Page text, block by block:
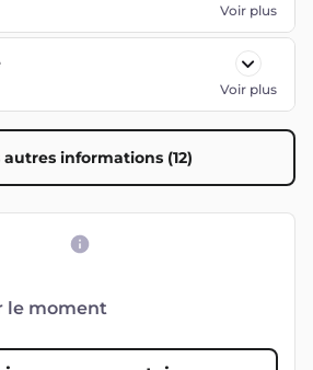
Voir plus
Voir plus
autres informations (12)
le moment